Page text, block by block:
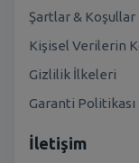
Şartlar & Koşullar
Kişisel Verilerin
Gizlilik İlkeleri
Garanti Politikası
İletişim